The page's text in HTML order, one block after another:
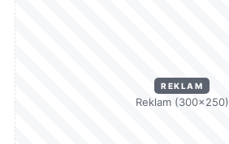
REKLAM
Reklam (300×250)